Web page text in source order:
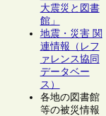
大震災と図書
館」
地震・災害 関
連情報（レフ
ァレンス協同
データベー
ス）
各地の図書館
等の被災情報